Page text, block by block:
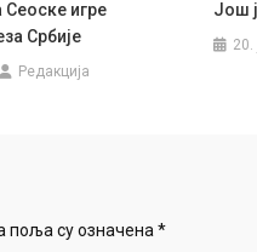
Сеоске игре
Србије
Редакција
Још
20.
поља су означена *